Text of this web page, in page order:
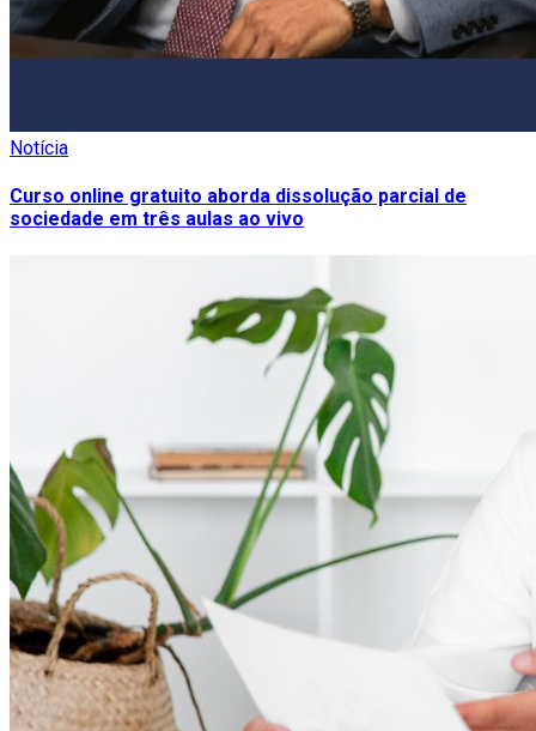
Notícia
Curso online gratuito aborda dissolução parcial de
sociedade em três aulas ao vivo